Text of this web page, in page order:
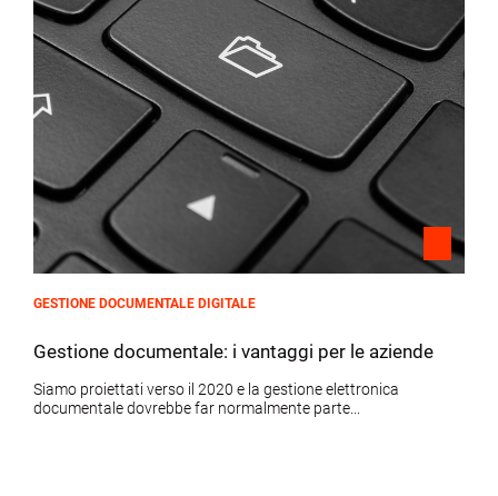
GESTIONE DOCUMENTALE DIGITALE
Gestione documentale: i vantaggi per le aziende
Siamo proiettati verso il 2020 e la gestione elettronica
documentale dovrebbe far normalmente parte...